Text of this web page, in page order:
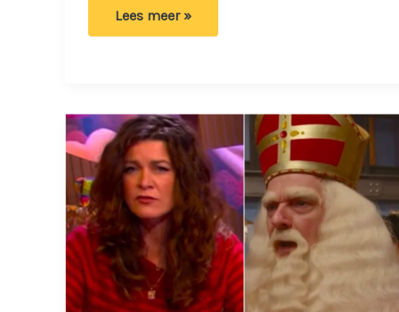
Danny
verbergen:
‘Dan
voelt
het
heel
definitief’
Lees meer »